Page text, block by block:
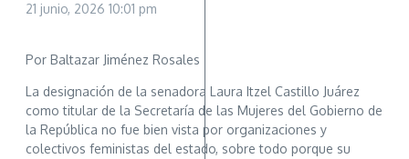
21 junio, 2026 10:01 pm
Por Baltazar Jiménez Rosales
La designación de la senadora Laura Itzel Castillo Juárez
como titular de la Secretaría de las Mujeres del Gobierno de
la República no fue bien vista por organizaciones y
colectivos feministas del estado, sobre todo porque su